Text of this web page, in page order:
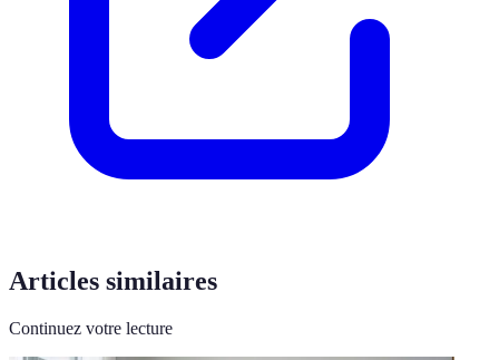
Articles similaires
Continuez votre lecture